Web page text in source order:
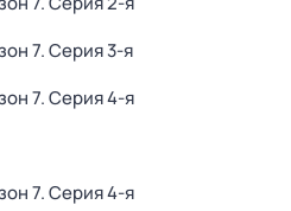
7. Серия 3-я
7. Серия 4-я
7. Серия 4-я